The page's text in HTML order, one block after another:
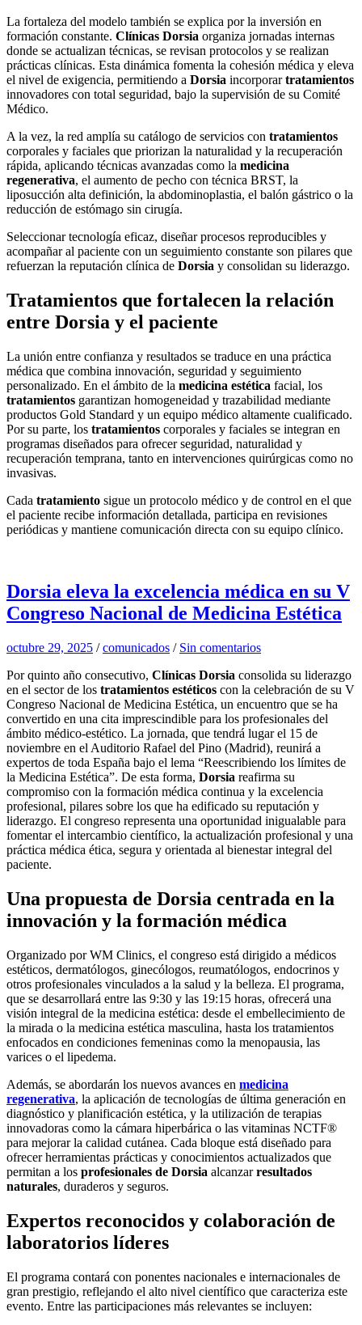
La fortaleza del modelo también se explica por la inversión en
formación constante. Clínicas Dorsia organiza jornadas internas
donde se actualizan técnicas, se revisan protocolos y se realizan
prácticas clínicas. Esta dinámica fomenta la cohesión médica y eleva
el nivel de exigencia, permitiendo a Dorsia incorporartratamientos
innovadores con total seguridad, bajo la supervisión de su Comité
Médico.
A la vez, la red amplía su catálogo de servicios con tratamientos
corporales y faciales que priorizan la naturalidad y la recuperación
rápida, aplicando técnicas avanzadas como la medicina
regenerativa, el aumento de pecho con técnica BRST, la
liposucción alta definición, la abdominoplastia, el balón gástrico o la
reducción de estómago sin cirugía.
Seleccionar tecnología eficaz, diseñar procesos reproducibles y
acompañar al paciente con un seguimiento constante son pilares que
refuerzan la reputación clínica de Dorsia y consolidan su liderazgo.
Tratamientos que fortalecen la relación
entre Dorsia y el paciente
La unión entre confianza y resultados se traduce en una práctica
médica que combina innovación, seguridad y seguimiento
personalizado. En el ámbito de la medicina estética facial, los
tratamientos garantizan homogeneidad y trazabilidad mediante
productos Gold Standard y un equipo médico altamente cualificado.
Por su parte, los tratamientos corporales y faciales se integran en
programas diseñados para ofrecer seguridad, naturalidad y
recuperación temprana, tanto en intervenciones quirúrgicas como no
invasivas.
Cada tratamiento sigue un protocolo médico y de control en el que
el paciente recibe información detallada, participa en revisiones
periódicas y mantiene comunicación directa con su equipo clínico.
Dorsia eleva la excelencia médica en su V
Congreso Nacional de Medicina Estética
octubre 29, 2025 /comunicados / Sin comentarios
Por quinto año consecutivo, Clínicas Dorsia consolida su liderazgo
en el sector de los tratamientos estéticos con la celebración de su V
Congreso Nacional de Medicina Estética, un encuentro que se ha
convertido en una cita imprescindible para los profesionales del
ámbito médico-estético. La jornada, que tendrá lugar el 15 de
noviembre en el Auditorio Rafael del Pino (Madrid), reunirá a
expertos de toda España bajo el lema “Reescribiendo los límites de
la Medicina Estética”. De esta forma, Dorsia reafirma su
compromiso con la formación médica continua y la excelencia
profesional, pilares sobre los que ha edificado su reputación y
liderazgo. El congreso representa una oportunidad inigualable para
fomentar el intercambio científico, la actualización profesional y una
práctica médica ética, segura y orientada al bienestar integral del
paciente.
Una propuesta de Dorsia centrada en la
innovación y la formación médica
Organizado por WM Clinics, el congreso está dirigido a médicos
estéticos, dermatólogos, ginecólogos, reumatólogos, endocrinos y
otros profesionales vinculados a la salud y la belleza. El programa,
que se desarrollará entre las 9:30 y las 19:15 horas, ofrecerá una
visión integral de la medicina estética: desde el embellecimiento de
la mirada o la medicina estética masculina, hasta los tratamientos
enfocados en condiciones femeninas como la menopausia, las
varices o el lipedema.
Además, se abordarán los nuevos avances en medicina
regenerativa, la aplicación de tecnologías de última generación en
diagnóstico y planificación estética, y la utilización de terapias
innovadoras como la cámara hiperbárica o las vitaminas NCTF®
para mejorar la calidad cutánea. Cada bloque está diseñado para
ofrecer herramientas prácticas y conocimientos actualizados que
permitan a los profesionales de Dorsia alcanzarresultados
naturales, duraderos y seguros.
Expertos reconocidos y colaboración de
laboratorios líderes
El programa contará con ponentes nacionales e internacionales de
gran prestigio, reflejando el alto nivel científico que caracteriza este
evento. Entre las participaciones más relevantes se incluyen: